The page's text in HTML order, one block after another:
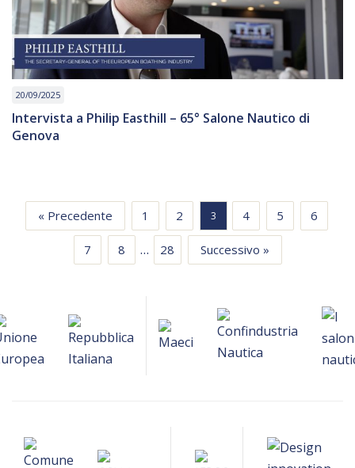
20/09/2025
Intervista a Philip Easthill – 65° Salone Nautico di
Genova
« Precedente 1 2 3 4 5 6
7 8 … 28 Successivo »